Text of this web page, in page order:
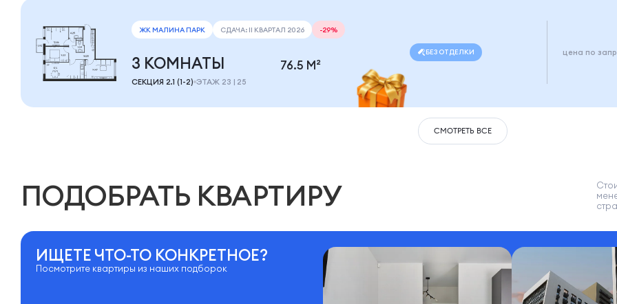
СМОТРЕТЬ ВСЕ
ЖК МАЛИНА ПАРК СДАЧА: II КВАРТАЛ 2026 -29%
3 КОМНАТЫ
СЕКЦИЯ 2.1 (1-2) ЭТАЖ 23 | 25
76.5 М²
БЕЗ ОТДЕЛКИ цена по
ПОДОБРАТЬ КВАРТИРУ
ИЩЕТЕ ЧТО-ТО КОНКРЕТНОЕ?
Посмотрите квартиры из наших подборок